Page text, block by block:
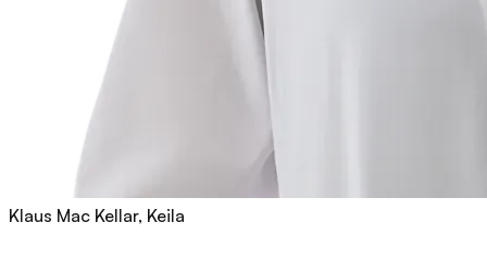
Klaus Mac Kellar, Keila